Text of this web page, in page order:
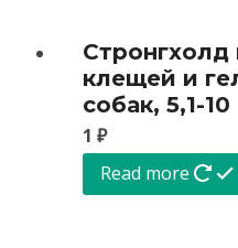
Стронгхолд
клещей и
собак, 5,1-
1 ₽
Read more